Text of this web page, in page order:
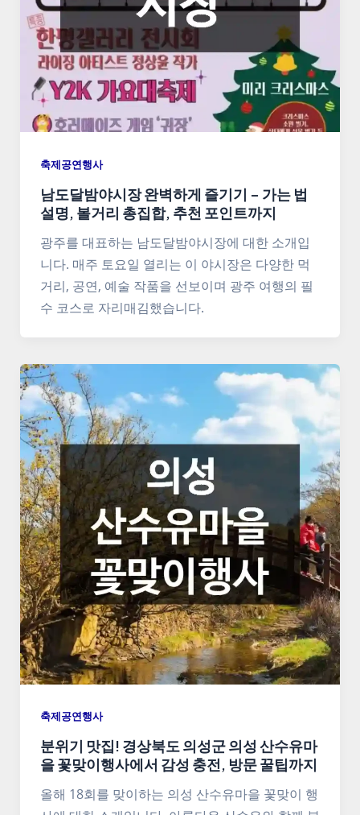
축제공연행사
남도달밤야시장 완벽하게 즐기기 – 가는 법
설명, 볼거리 총집합, 추천 포인트까지
광주를 대표하는 남도달밤야시장에 대한 소개입
니다. 매주 토요일 열리는 이 야시장은 다양한 먹
거리, 공연, 예술 작품을 선보이며 광주 여행의 필
수 코스로 자리매김했습니다.
축제공연행사
분위기 맛집! 경상북도 의성군 의성 산수유마
을 꽃맞이행사에서 감성 충전, 방문 꿀팁까지
올해 18회를 맞이하는 의성 산수유마을 꽃맞이 행